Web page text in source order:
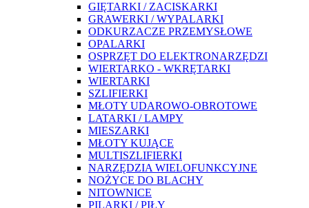
GIĘTARKI / ZACISKARKI
GRAWERKI / WYPALARKI
ODKURZACZE PRZEMYSŁOWE
OPALARKI
OSPRZĘT DO ELEKTRONARZĘDZI
WIERTARKO - WKRĘTARKI
WIERTARKI
SZLIFIERKI
MŁOTY UDAROWO-OBROTOWE
LATARKI / LAMPY
MIESZARKI
MŁOTY KUJĄCE
MULTISZLIFIERKI
NARZĘDZIA WIELOFUNKCYJNE
NOŻYCE DO BLACHY
NITOWNICE
PILARKI / PIŁY